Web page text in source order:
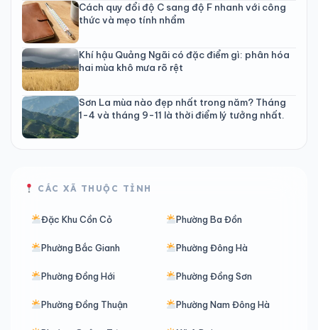
Cách quy đổi độ C sang độ F nhanh với công
thức và mẹo tính nhẩm
Khí hậu Quảng Ngãi có đặc điểm gì: phân hóa
hai mùa khô mưa rõ rệt
Sơn La mùa nào đẹp nhất trong năm? Tháng
1-4 và tháng 9-11 là thời điểm lý tưởng nhất.
CÁC XÃ THUỘC TỈNH
Đặc Khu Cồn Cỏ Phường Ba Đồn
Phường Bắc Gianh Phường Đông Hà
Phường Đồng Hới Phường Đồng Sơn
Phường Đồng Thuận Phường Nam Đông Hà